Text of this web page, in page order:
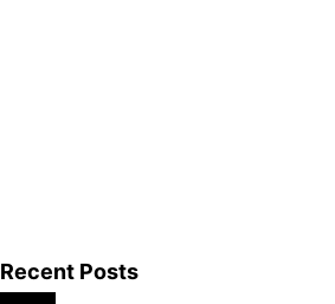
Recent Posts